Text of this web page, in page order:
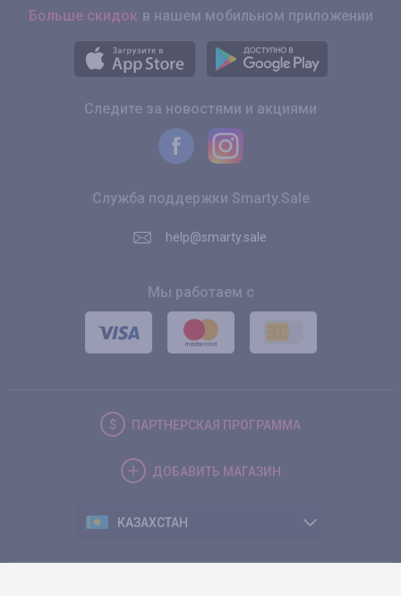
Больше скидок в нашем мобильном приложении
Следите за новостями и акциями
Служба поддержки Smarty.Sale
help@smarty.sale
Мы работаем с
ПАРТНЕРСКАЯ ПРОГРАММА
ДОБАВИТЬ МАГАЗИН
КАЗАХСТАН